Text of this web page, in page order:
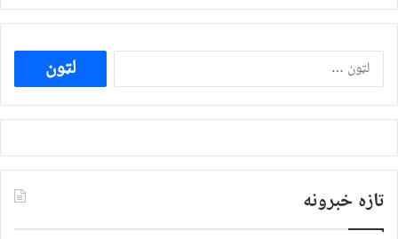
ددی
لپاره
لټون:
تازه خبرونه